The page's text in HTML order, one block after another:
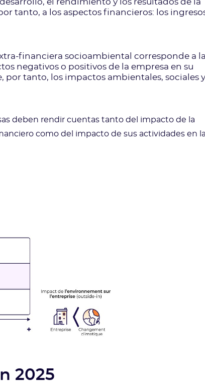
el rendimiento y los resultados de la
tanto, a los aspectos financieros: los
financiera socioambiental corresponde a la
negativos o positivos de la empresa en su
tanto, los impactos ambientales, sociales y
deben rendir cuentas tanto del impacto de la
como del impacto de sus actividades en la
2025